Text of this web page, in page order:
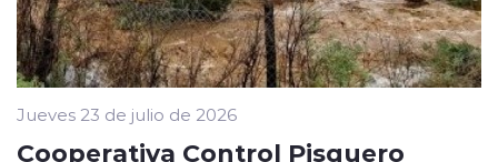
Jueves 23 de julio de 2026
Cooperativa Control Pisquero